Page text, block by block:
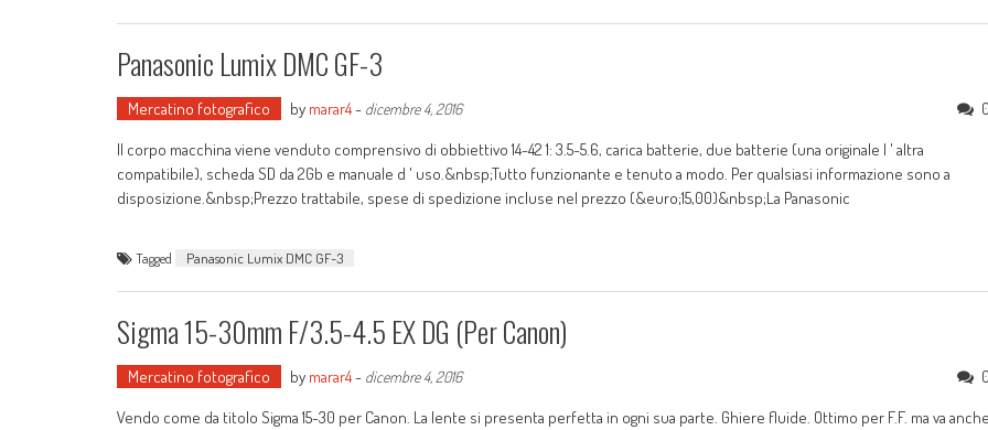
Panasonic Lumix DMC GF-3
Mercatino fotografico by marar4- dicembre 4, 2016
0
Il corpo macchina viene venduto comprensivo di obbiettivo 14-42 1: 3.5-5.6, carica batterie, due batterie (una originale l ' altra
compatibile), scheda SD da 2Gb e manuale d ' uso.&nbsp;Tutto funzionante e tenuto a modo. Per qualsiasi informazione sono a
disposizione.&nbsp;Prezzo trattabile, spese di spedizione incluse nel prezzo (&euro;15,00)&nbsp;La Panasonic
Tagged Panasonic Lumix DMC GF-3
Sigma 15-30mm F/3.5-4.5 EX DG (per Canon)
Mercatino fotografico by marar4- dicembre 4, 2016
0
Vendo come da titolo Sigma 15-30 per Canon. La lente si presenta perfetta in ogni sua parte. Ghiere fluide. Ottimo per F.F. ma va anche